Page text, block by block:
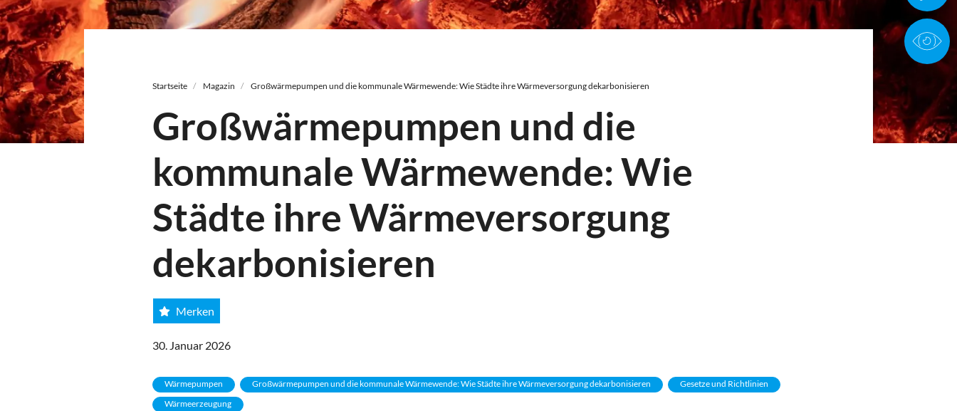
Startseite Magazin Großwärmepumpen und die kommunale Wärmewende: Wie Städte ihre Wärmeversorgung dekarbonisieren
Großwärmepumpen und die
kommunale Wärmewende: Wie
Städte ihre Wärmeversorgung
dekarbonisieren
Merken
30. Januar 2026
Wärmepumpen Großwärmepumpen und die kommunale Wärmewende: Wie Städte ihre Wärmeversorgung dekarbonisieren
Gesetze und Richtlinien
Wärmeerzeugung